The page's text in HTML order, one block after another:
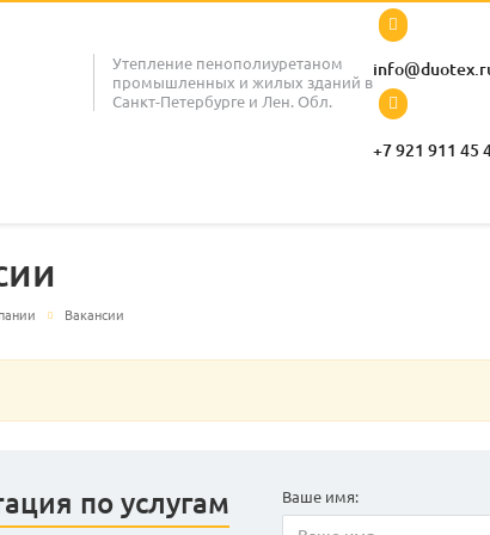
Утепление пенополиуретаном
промышленных и жилых зданий в
Санкт-Петербурге и Лен. Обл.
+7 921 911 45
Вакансии
по услугам Ваше имя: